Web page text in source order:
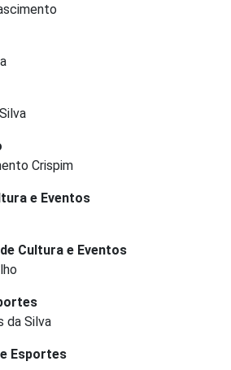
Crispim
e Eventos
Cultura e Eventos
da Silva
Esportes